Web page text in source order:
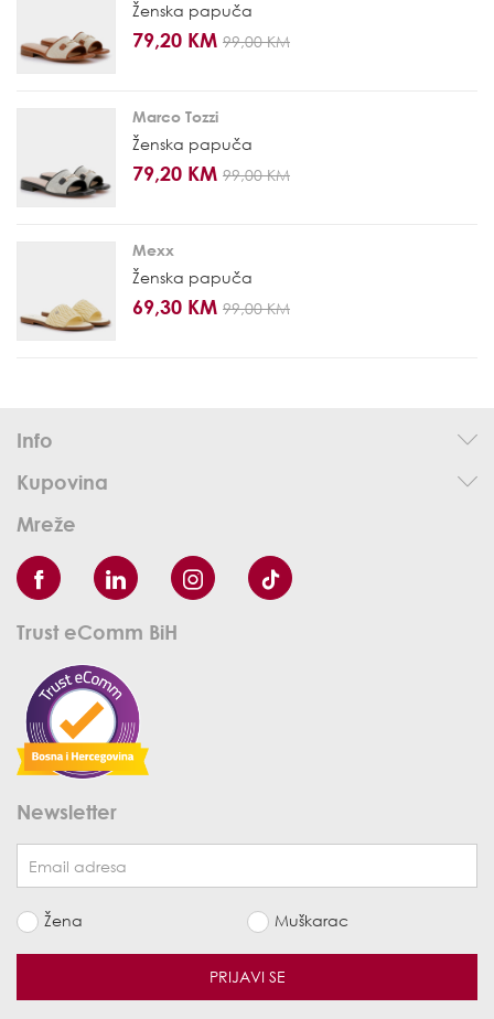
Ženska papuča
79,20 KM 99,00 KM
Marco Tozzi
Ženska papuča
79,20 KM 99,00 KM
Mexx
Ženska papuča
69,30 KM 99,00 KM
Info
Kupovina
Mreže
Trust eComm BiH
Newsletter
Žena Muškarac
PRIJAVI SE